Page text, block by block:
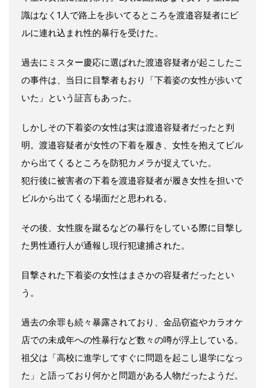
識はなく1人で路上を歩いてるところを渡邉容疑者にビ
ルに連れ込まれ性的暴行を受けた。
過去にミスター慶応に選ばれた渡邉容疑者が起こしたこ
の事件は、当日に目撃者もおり「下着姿の女性が歩いて
いた」という証言もあった。
しかしその下着姿の女性は実は渡邉容疑者だったと判
明。渡邉容疑者が女性の下着を履き、女性を抱えてビル
から出てくるところを防犯カメラが捉えていた。
犯行後に被害者の下着を渡邉容疑者が履き女性を担いで
ビルから出てくる場面だと思われる。
その後、女性腹を蹴るなどの暴行をしている際に目撃し
た男性通行人が通報し現行犯逮捕された。
目撃された下着姿の女性はまさかの容疑者だったとい
う。
過去の余罪も続々暴露されており、金品窃盗やカラオケ
店での未成年への性暴行など数々の噂が浮上している。
祖父は「高校に進学してすぐに問題を起こし退学になっ
た」と語っており何かと問題がある人物だったようだ。